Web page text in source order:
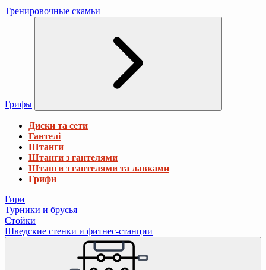
Тренировочные скамьи
Грифы
Диски та сети
Гантелі
Штанги
Штанги з гантелями
Штанги з гантелями та лавками
Грифи
Гири
Турники и брусья
Стойки
Шведские стенки и фитнес-станции